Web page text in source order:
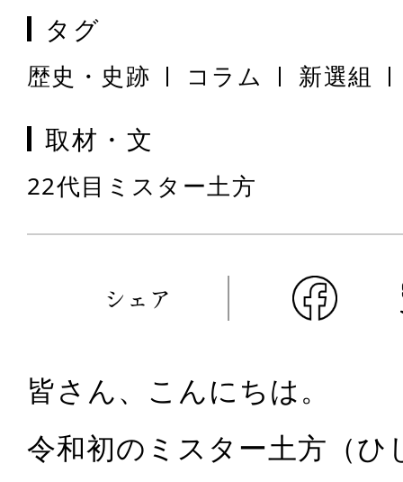
タグ
歴史・史跡 コラム 新選組
取材・文
22代目ミスター土方
シェア
皆さん、こんにちは。
令和初のミスター土方 （